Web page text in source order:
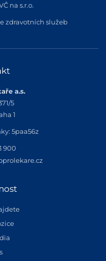
na s.r.o.
zdravotních služeb
a.s.
5
1
5paa56z
900